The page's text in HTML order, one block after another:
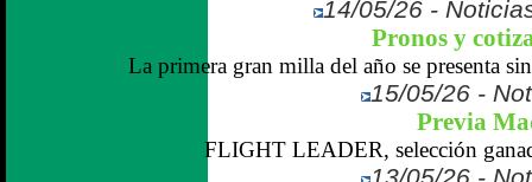
14/05/26 -
Pronos y
La primera gran milla del año se presenta
15/05/26 -
Previa
FLIGHT LEADER, selección